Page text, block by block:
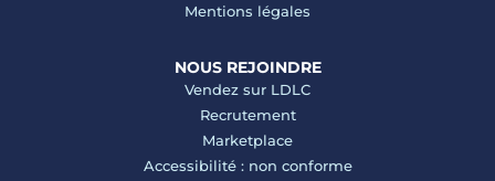
Mentions légales
NOUS REJOINDRE
Vendez sur LDLC
Recrutement
Marketplace
Accessibilité : non conforme